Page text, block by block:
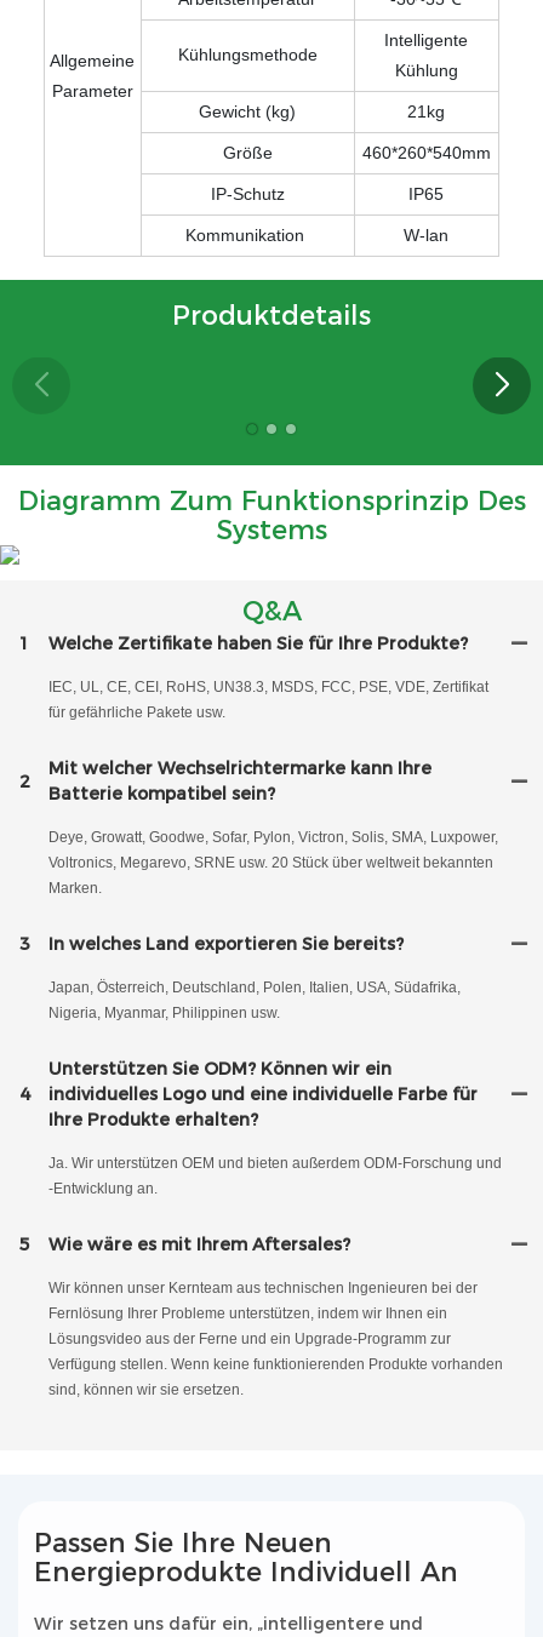
Allgemeine
Parameter
Kühlungsmethode
Intelligente
Kühlung
Gewicht (kg) 21kg
Größe 460*260*540mm
IP-Schutz IP65
Kommunikation W-lan
Produktdetails
Diagramm Zum Funktionsprinzip Des
Systems
Q&A
1 Welche Zertifikate haben Sie für Ihre Produkte?
IEC, UL, CE, CEI, RoHS, UN38.3, MSDS, FCC, PSE, VDE, Zertifikat
für gefährliche Pakete usw.
2
Mit welcher Wechselrichtermarke kann Ihre
Batterie kompatibel sein?
Deye, Growatt, Goodwe, Sofar, Pylon, Victron, Solis, SMA, Luxpower,
Voltronics, Megarevo, SRNE usw. 20 Stück über weltweit bekannten
Marken.
3 In welches Land exportieren Sie bereits?
Japan, Österreich, Deutschland, Polen, Italien, USA, Südafrika,
Nigeria, Myanmar, Philippinen usw.
4
Unterstützen Sie ODM? Können wir ein
individuelles Logo und eine individuelle Farbe für
Ihre Produkte erhalten?
Ja. Wir unterstützen OEM und bieten außerdem ODM-Forschung und
-Entwicklung an.
5 Wie wäre es mit Ihrem Aftersales?
Wir können unser Kernteam aus technischen Ingenieuren bei der
Fernlösung Ihrer Probleme unterstützen, indem wir Ihnen ein
Lösungsvideo aus der Ferne und ein Upgrade-Programm zur
Verfügung stellen. Wenn keine funktionierenden Produkte vorhanden
sind, können wir sie ersetzen.
Passen Sie Ihre Neuen
Energieprodukte Individuell An
Wir setzen uns dafür ein, „intelligentere und